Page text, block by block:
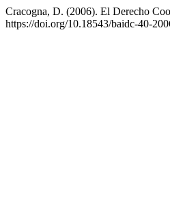
Cracogna, D. (2006). El Derecho
https://doi.org/10.18543/baidc-40-